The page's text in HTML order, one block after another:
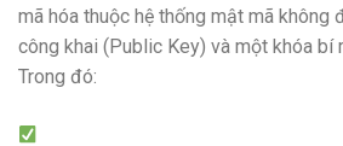
mã hóa thuộc hệ thống mật mã không
công khai (Public Key) và một khóa bí
Trong đó: